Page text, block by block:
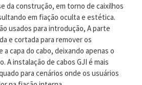
da construção, em torno de caixilhos
em fiação oculta e estética.
usados ​​para introdução, A parte
e cortada para remover os
capa do cabo, deixando apenas o
A instalação de cabos GJI é mais
para cenários onde os usuários